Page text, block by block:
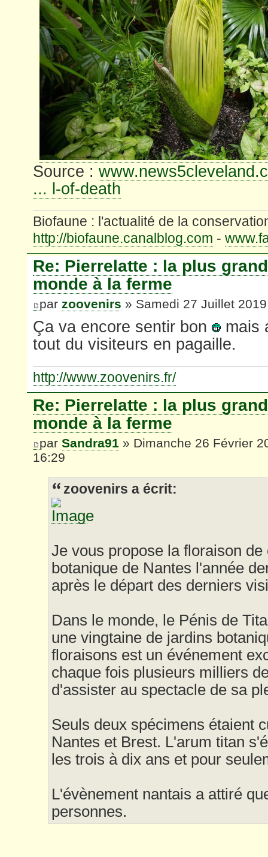
Source :
... l-of-death
Biofaune : l'actualité de la
http://biofaune.canalblog.com -
Re: Pierrelatte : la plus
monde à la ferme
par zoovenirs » Samedi 27 Juillet
Ça va encore sentir bon
mais
tout du visiteurs en pagaille.
http://www.zoovenirs.fr/
Re: Pierrelatte : la plus
monde à la ferme
par Sandra91 » Dimanche 26 Février
16:29
zoovenirs a écrit:
Je vous propose la floraison
botanique de Nantes l'année
après le départ des derniers
Dans le monde, le Pénis de
une vingtaine de jardins
floraisons est un événement
chaque fois plusieurs milliers
d'assister au spectacle de sa
Seuls deux spécimens étaient
Nantes et Brest. L'arum titan
les trois à dix ans et pour
L'évènement nantais a attiré
personnes.